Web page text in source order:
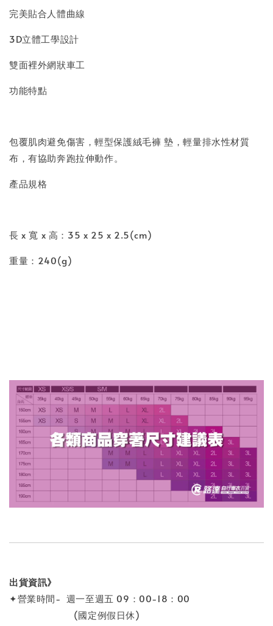
完美貼合人體曲線
3D立體工學設計
雙面裡外網狀車工
功能特點
包覆肌肉避免傷害，輕型保護絨毛褲 墊，輕量排水性材質
布，有協助奔跑拉伸動作。
產品規格
長 x 寬 x 高：35 x 25 x 2.5(cm)
重量：240(g)
出貨資訊》
✦營業時間- 週一至週五 09：00-18：00
(國定例假日休)